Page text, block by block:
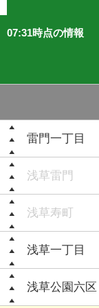
07:31時点の情報
雷門一丁目
浅草雷門
浅草寿町
浅草一丁目
浅草公園六区